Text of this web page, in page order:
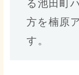
る池田町
方を楠原
す。